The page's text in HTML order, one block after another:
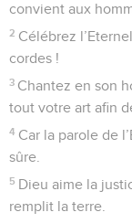
convient aux
2 Célébrez
cordes !
3 Chantez en son
tout votre art afin
4 Car la parole de
sûre.
5 Dieu aime la
remplit la terre.